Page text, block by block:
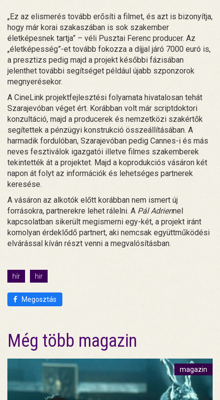
„Ez az elismerés tovább erősíti a filmet, és azt is bizonyítja,
hogy már korai szakaszában is sok szakember
életképesnek tartja” – véli Pusztai Ferenc producer. Az
„életképesség”-et tovább fokozza a díjjal járó 7000 euró is,
a presztizs pedig majd a projekt későbbi fázisában
jelenthet további segítséget például újabb szponzorok
megnyerésekor.
A CineLink projektfejlesztési folyamata hivatalosan tehát
Szarajevóban véget ért. Korábban volt már scriptdoktori
konzultáció, majd a producerek és nemzetközi szakértők
segítettek a pénzügyi konstrukció összeállításában. A
harmadik fordulóban, Szarajevóban pedig Cannes-i és más
neves fesztiválok igazgatói illetve filmes szakemberek
tekintették át a projektet. Majd a koprodukciós vásáron két
napon át folyt az információk és lehetséges partnerek
keresése.
A vásáron az alkotók előtt korábban nem ismert új
forrásokra, partnerekre lehet rálelni. A Pál Adriennel
kapcsolatban sikerült megismerni egy-két, a projekt iránt
komolyan érdeklődő partnert, aki nemcsak együttműködési
elvárással kíván részt venni a megvalósításban.
hír hir
Megosztás
Még több magazin
magazin